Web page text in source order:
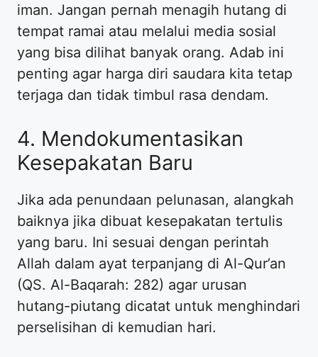
iman. Jangan pernah menagih hutang di
tempat ramai atau melalui media sosial
yang bisa dilihat banyak orang. Adab ini
penting agar harga diri saudara kita tetap
terjaga dan tidak timbul rasa dendam.
4. Mendokumentasikan
Kesepakatan Baru
Jika ada penundaan pelunasan, alangkah
baiknya jika dibuat kesepakatan tertulis
yang baru. Ini sesuai dengan perintah
Allah dalam ayat terpanjang di Al-Qur’an
(QS. Al-Baqarah: 282) agar urusan
hutang-piutang dicatat untuk menghindari
perselisihan di kemudian hari.